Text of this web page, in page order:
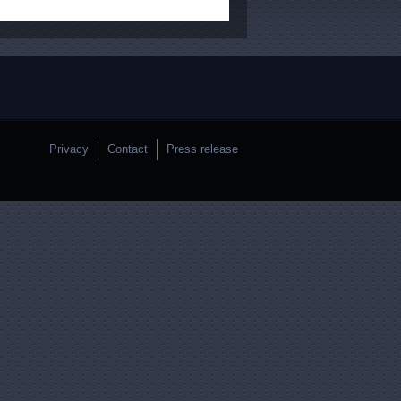
Privacy Contact Press release